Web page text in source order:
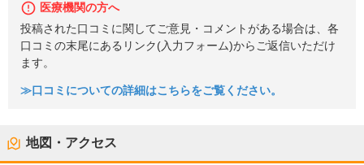
医療機関の方へ
投稿された口コミに関してご意見・コメントがある場合は、各
口コミの末尾にあるリンク(入力フォーム)からご返信いただけ
ます。
≫口コミについての詳細はこちらをご覧ください。
地図・アクセス